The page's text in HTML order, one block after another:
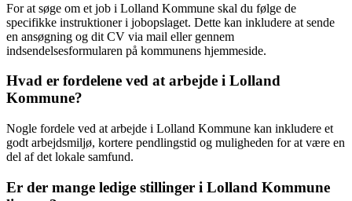
For at søge om et job i Lolland Kommune skal du følge de
specifikke instruktioner i jobopslaget. Dette kan inkludere at sende
en ansøgning og dit CV via mail eller gennem
indsendelsesformularen på kommunens hjemmeside.
Hvad er fordelene ved at arbejde i Lolland
Kommune?
Nogle fordele ved at arbejde i Lolland Kommune kan inkludere et
godt arbejdsmiljø, kortere pendlingstid og muligheden for at være en
del af det lokale samfund.
Er der mange ledige stillinger i Lolland Kommune